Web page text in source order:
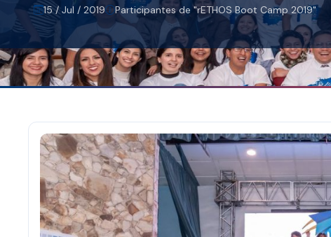
15 / Jul / 2019 Participantes de "rETHOS Boot Camp 2019"